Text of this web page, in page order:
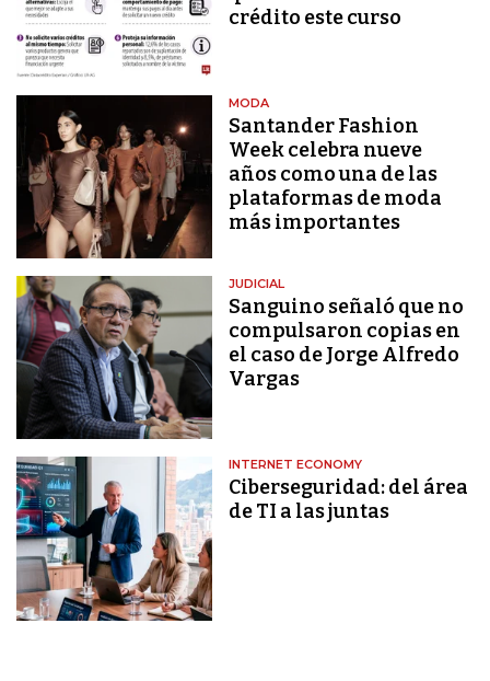
crédito este curso
MODA
Santander Fashion
Week celebra nueve
años como una de las
plataformas de moda
más importantes
JUDICIAL
Sanguino señaló que no
compulsaron copias en
el caso de Jorge Alfredo
Vargas
INTERNET ECONOMY
Ciberseguridad: del área
de TI a las juntas